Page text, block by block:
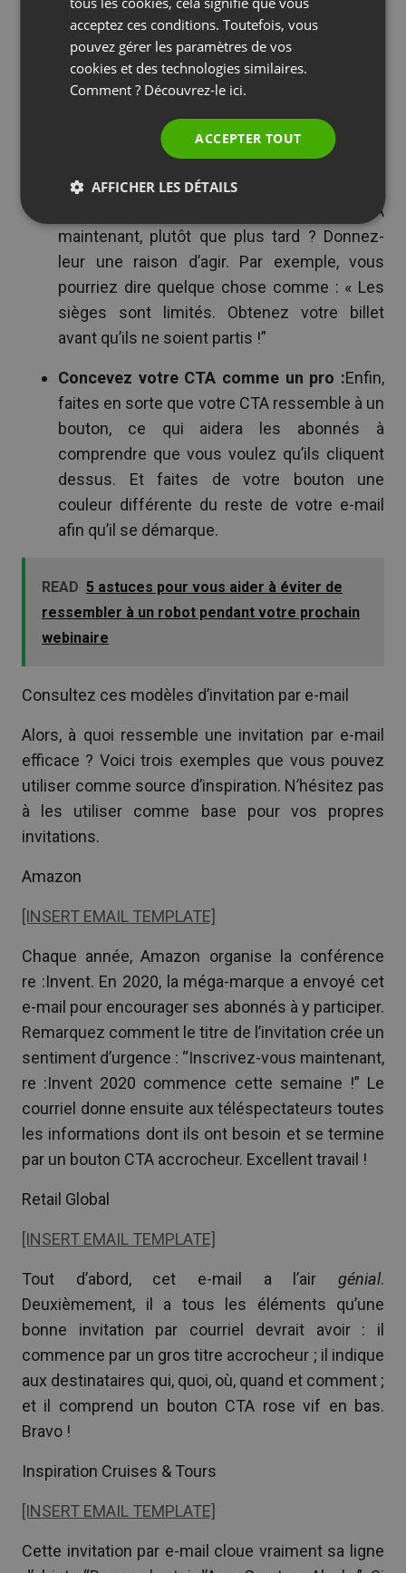
CTAs rentrent chez vous avec votre public :
Soulignez la valeur de votre
événement :Pourquoi les gens devraient-ils
assister à votre événement ? Parce que ça va
être génial ! Assurez-vous que vos abonnés
le comprennent.
Créez un sentiment d’urgence :
votre public devrait-il répondre à votre CTA
maintenant, plutôt que plus tard ? Donnez-
leur une raison d’agir. Par exemple, vous
pourriez dire quelque chose comme : « Les
sièges sont limités. Obtenez votre billet
avant qu’ils ne soient partis !”
Concevez votre CTA comme un pro :Enfin,
faites en sorte que votre CTA ressemble à un
bouton, ce qui aidera les abonnés à
comprendre que vous voulez qu’ils cliquent
dessus. Et faites de votre bouton une
couleur différente du reste de votre e-mail
afin qu’il se démarque.
READ 5 astuces pour vous aider à éviter de
ressembler à un robot pendant votre prochain
webinaire
Consultez ces modèles d’invitation par e-mail
Alors, à quoi ressemble une invitation par e-mail
efficace ? Voici trois exemples que vous pouvez
utiliser comme source d’inspiration. N’hésitez pas
à les utiliser comme base pour vos propres
invitations.
Amazon
[INSERT EMAIL TEMPLATE]
Chaque année, Amazon organise la conférence
re :Invent. En 2020, la méga-marque a envoyé cet
e-mail pour encourager ses abonnés à y participer.
Remarquez comment le titre de l’invitation crée un
sentiment d’urgence : “Inscrivez-vous maintenant,
re :Invent 2020 commence cette semaine !” Le
courriel donne ensuite aux téléspectateurs toutes
les informations dont ils ont besoin et se termine
par un bouton CTA accrocheur. Excellent travail !
Retail Global
[INSERT EMAIL TEMPLATE]
Tout d’abord, cet e-mail a l’air génial.
Deuxièmement, il a tous les éléments qu’une
bonne invitation par courriel devrait avoir : il
commence par un gros titre accrocheur ; il indique
aux destinataires qui, quoi, où, quand et comment ;
et il comprend un bouton CTA rose vif en bas.
Bravo !
Inspiration Cruises & Tours
[INSERT EMAIL TEMPLATE]
Cette invitation par e-mail cloue vraiment sa ligne
PORTUGUESE
acceptez ces conditions. Toutefois, vous
pouvez gérer les paramètres de vos
cookies et des technologies similaires.
Comment ? Découvrez-le ici.
ACCEPTER TOUT
AFFICHER LES DÉTAILS